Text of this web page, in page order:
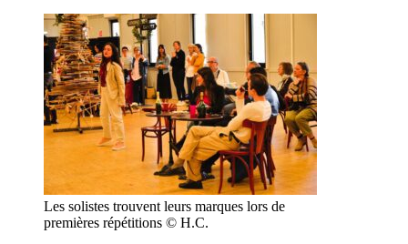
Les solistes trouvent leurs marques lors de
premières répétitions © H.C.